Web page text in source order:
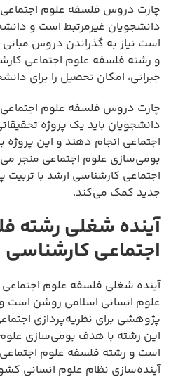
چارت دروس فلسفه علوم
دانشجویان غیرمرتبط است و
است نیاز به گذراندن دروس
و رشته فلسفه علوم اجتماعی
جبرانی، امکان تحصیل را برای
چارت دروس فلسفه علوم اجتماعی
دانشجویان باید یک پروژه
اجتماعی انجام دهند و این پروژه
بومی‌سازی علوم اجتماعی منجر
اجتماعی کارشناسی ارشد با
جدید کمک می‌کند.
آینده شغلی رشته
اجتماعی کارشناسی
آینده شغلی فلسفه علوم
علوم انسانی اسلامی روشن است
پژوهشی برای نظریه‌پردازی
این رشته با هدف بومی‌سازی علوم
است و رشته فلسفه علوم
آینده‌سازی نظام علوم انسانی